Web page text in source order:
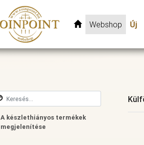
Webshop Új
A készlethiányos termékek
megjelenítése